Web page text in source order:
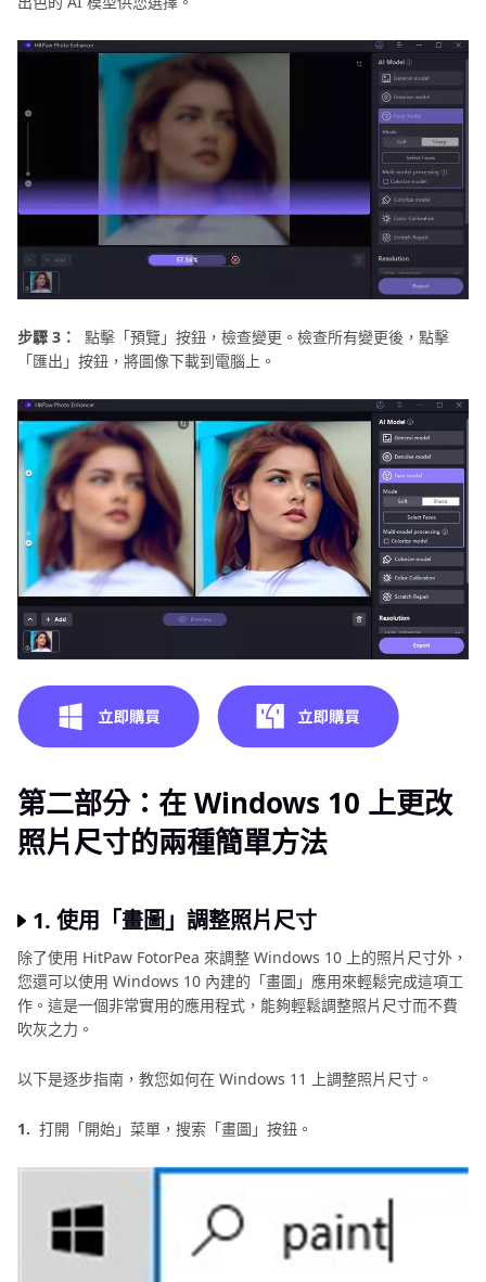
步驟 3：
點擊「預覽」按鈕，檢查變更。檢查所有變更後，點擊
「匯出」按鈕，將圖像下載到電腦上。
第二部分：在 Windows 10 上更改
照片尺寸的兩種簡單方法
1. 使用「畫圖」調整照片尺寸
除了使用 HitPaw FotorPea 來調整 Windows 10 上的照片尺寸外，
您還可以使用 Windows 10 內建的「畫圖」應用來輕鬆完成這項工
作。這是一個非常實用的應用程式，能夠輕鬆調整照片尺寸而不費
吹灰之力。
以下是逐步指南，教您如何在 Windows 11 上調整照片尺寸。
1. 打開「開始」菜單，搜索「畫圖」按鈕。